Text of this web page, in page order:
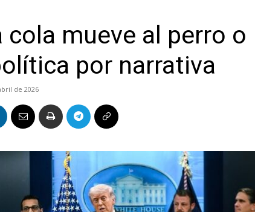
Evolución
cola mueve al perro o
por narrativa
de 2026